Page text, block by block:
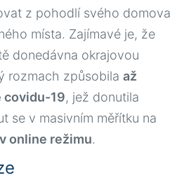
z pohodlí svého domova
místa. Zajímavé je, že
donedávna okrajovou
rozmach způsobila až
covidu-19, jež donutila
se v masivním měřítku na
online režimu.